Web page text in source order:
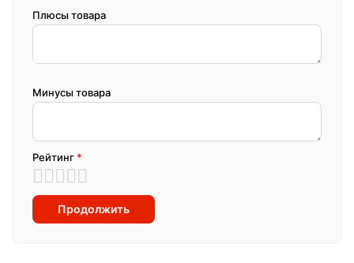
Плюсы товара
Минусы товара
Рейтинг *
Продолжить